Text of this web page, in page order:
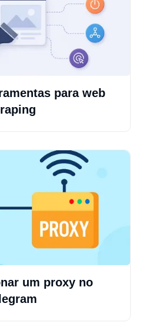
para web
um proxy no